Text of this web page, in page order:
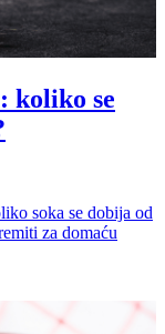
koliko se
soka se dobija od
za domaću